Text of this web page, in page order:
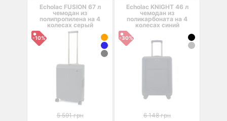
Echolac FUSION 67 л
чемодан из
полипропилена на 4
колесах серый
-10%
5 591 грн
Echolac KNIGHT 46 л
чемодан из
поликарбоната на 4
колесах синий
-30%
6 148 грн